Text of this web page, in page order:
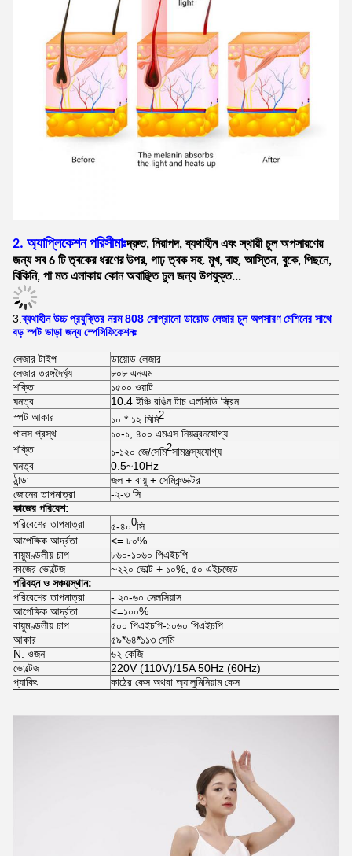
2. অ্যাপ্লিকেশন পরিসীমাঃদ্রুত, নিরাপদ, ব্যথাহীন এবং স্থায়ী চুল অপসারণের
জন্য সব 6 টি ত্বকের ধরণের উপর, গাঢ় ত্বক সহ. মুখ, বাহু, আস্তিন, বুকে, পিছনে,
বিকিনি, পা মত এলাকায় কোন অবাঞ্ছিত চুল জন্য উপযুক্ত...
3.ব্যথাহীন উচ্চ প্রযুক্তির নরম 808 সোপ্রানো ডায়োড লেজার চুল অপসারণ মেশিনের সাথে
বড় স্পট ভাড়া জন্য স্পেসিফিকেশনঃ
লেজার টাইপ
ডায়োড লেজার
লেজার তরঙ্গদৈর্ঘ্য
৮০৮ এনএম
শক্তি
১৫০০ ওয়াট
ঘনত্ব
10.4 ইঞ্চি রঙিন টাচ এলসিডি স্ক্রিন
স্পট আকার
১০ * ১২ মিমি2
পালস প্রস্থ
১০-১, ৪০০ এমএস নিয়ন্ত্রনযোগ্য
শক্তি
১-১২০ জে/সেমি2সামঞ্জস্যযোগ্য
ঘনত্ব
0.5~10Hz
ঠান্ডা
জল + বায়ু + সেমিকন্ডাক্টর
জোনের তাপমাত্রা
-২-৩ সি
কাজের পরিবেশ:
পরিবেশের তাপমাত্রা
৫-৪০0সি
আপেক্ষিক আর্দ্রতা
<= ৮০%
বায়ুমণ্ডলীয় চাপ
৮৬০-১০৬০ পিএইচপি
কাজের ভোল্টেজ
~২২০ ভোল্ট + ১০%, ৫০ এইচজেড
পরিবহন ও সঞ্চয়স্থান:
পরিবেশের তাপমাত্রা
- ২০-৬০ সেলসিয়াস
আপেক্ষিক আর্দ্রতা
<=১০০%
বায়ুমণ্ডলীয় চাপ
৫০০ পিএইচপি-১০৬০ পিএইচপি
আকার
৫৯*৬৪*১১৩ সেমি
N. ওজন
৬২ কেজি
ভোল্টেজ
220V (110V)/15A 50Hz (60Hz)
প্যাকিং
কাঠের কেস অথবা অ্যালুমিনিয়াম কেস